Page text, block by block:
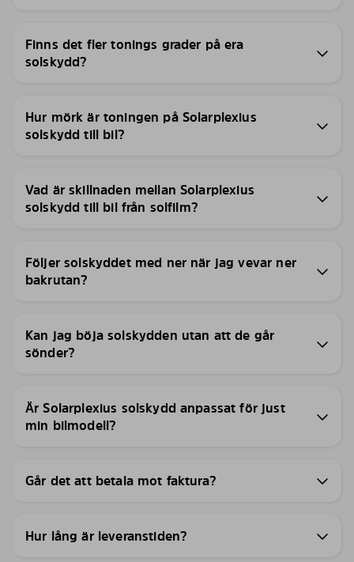
Finns det fler tonings grader på era
solskydd?
Hur mörk är toningen på Solarplexius
solskydd till bil?
Vad är skillnaden mellan Solarplexius
solskydd till bil från solfilm?
Följer solskyddet med ner när jag vevar ner
bakrutan?
Kan jag böja solskydden utan att de går
sönder?
Är Solarplexius solskydd anpassat för just
min bilmodell?
Går det att betala mot faktura?
Hur lång är leveranstiden?